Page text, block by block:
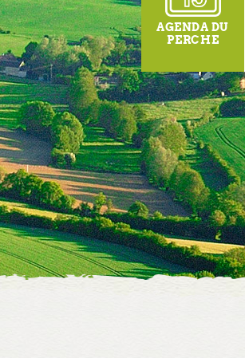
AGENDA DU
PERCHE